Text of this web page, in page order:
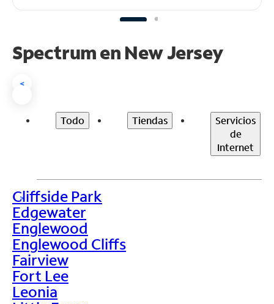
Spectrum en New Jersey
<
Todo Tiendas
Servicios
de
Internet
>
Cliffside Park
Edgewater
Englewood
Englewood Cliffs
Fairview
Fort Lee
Leonia